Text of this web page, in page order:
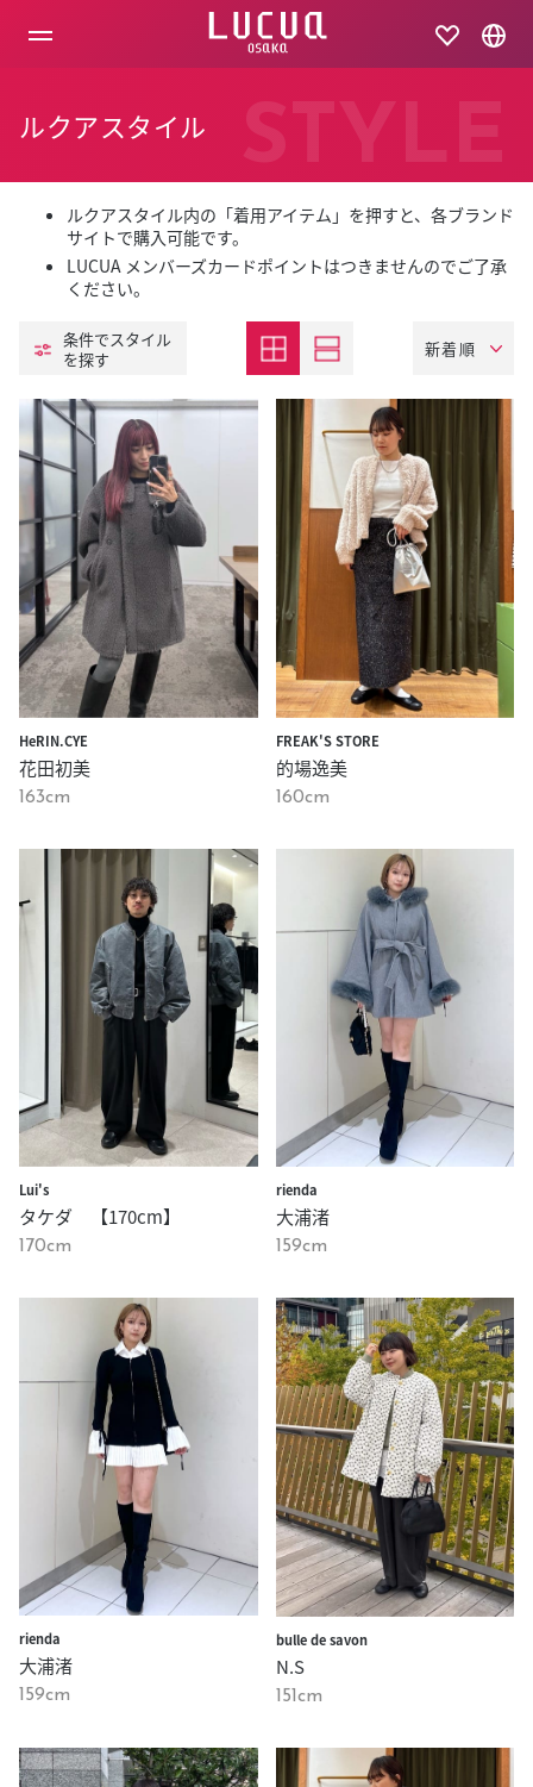
ルクアスタイル STYLE
ルクアスタイル内の「着用アイテム」を押すと、各ブランド
サイトで購入可能です。
LUCUA メンバーズカードポイントはつきませんのでご了承
ください。
条件でスタイル
を探す
HeRIN.CYE
花田初美
163cm
FREAK'S STORE
的場逸美
160cm
Lui's
タケダ 【170cm】
170cm
rienda
大浦渚
159cm
rienda
大浦渚
159cm
bulle de savon
N.S
151cm